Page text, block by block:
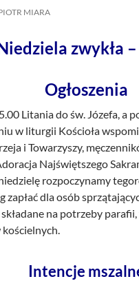
MIARA
zwykła
Ogłoszenia
Litania do św. Józefa, a
w liturgii Kościoła
i Towarzyszy,
Najświętszego
rozpoczynamy
zapłać dla osób
na potrzeby
Intencje